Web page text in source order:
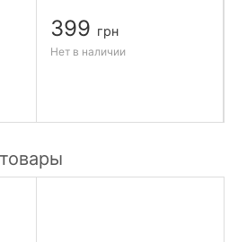
399 грн
Нет в наличии